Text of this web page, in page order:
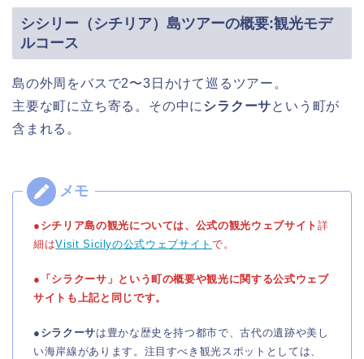
シシリー（シチリア）島ツアーの概要:観光モデ
ルコース
島の外周をバスで2〜3日かけて巡るツアー。
主要な町に立ち寄る。その中に シラクーサという町が
含まれる。
●シチリア島の観光については、公式の観光ウェブサイト 詳
細はVisit Sicilyの公式ウェブサイト で。
●「シラクーサ」という町の概要や観光に関する公式ウェブ
サイトも上記と同じです。
● シラクーサは豊かな歴史を持つ都市で、古代の遺跡や美し
い海岸線があります。注目すべき観光スポットとしては、